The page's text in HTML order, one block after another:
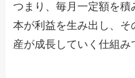
つまり、毎月一定額を
本が利益を生み出し、
産が成長していく仕組み